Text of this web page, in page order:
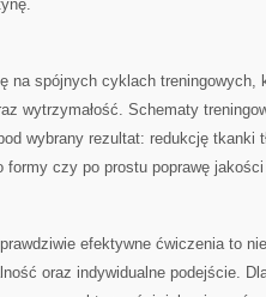
na spójnych cyklach treningowych,
wytrzymałość. Schematy
wybrany rezultat: redukcję tkanki
formy czy po prostu poprawę
efektywne ćwiczenia to
oraz indywidualne podejście.